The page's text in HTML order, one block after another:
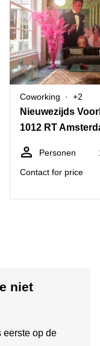
Coworking +2
1012 RT
Personen
Contact for price
niet
eerste op de